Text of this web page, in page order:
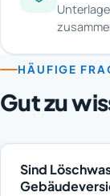
HÄUFIGE
Gut zu
Sind